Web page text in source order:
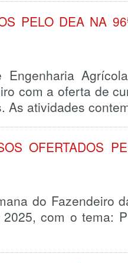
PELO DEA NA
Engenharia
com a oferta de
As atividades
OFERTADOS
do Fazendeiro
com o tema: